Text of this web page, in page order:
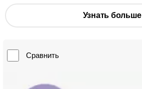
Узнать больше
Сравнить